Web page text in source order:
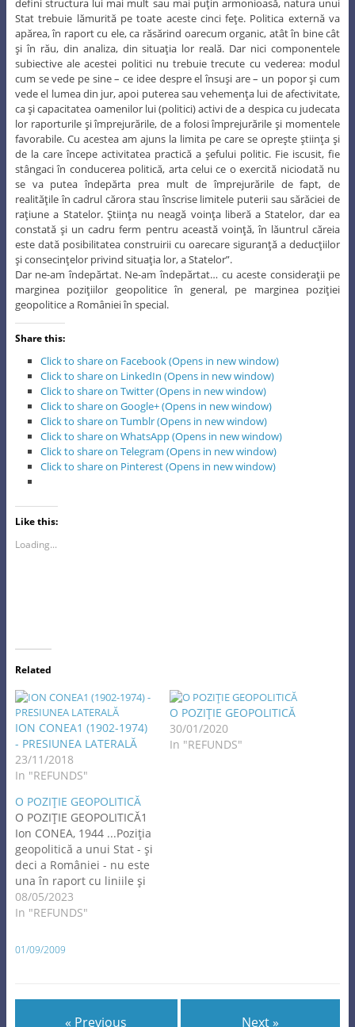
Stat trebuie lămurită pe toate aceste cinci feţe. Politica externă va
apărea, în raport cu ele, ca răsărind oarecum organic, atât în bine cât
şi în rău, din analiza, din situaţia lor reală. Dar nici componentele
subiective ale acestei politici nu trebuie trecute cu vederea: modul
cum se vede pe sine – ce idee despre el însuşi are – un popor şi cum
vede el lumea din jur, apoi puterea sau vehemenţa lui de afectivitate,
ca şi capacitatea oamenilor lui (politici) activi de a despica cu judecata
lor raporturile şi împrejurările, de a folosi împrejurările şi momentele
favorabile. Cu acestea am ajuns la limita pe care se opreşte ştiinţa şi
de la care începe activitatea practică a şefului politic. Fie iscusit, fie
stângaci în conducerea politică, arta celui ce o exercită niciodată nu
se va putea îndepărta prea mult de împrejurările de fapt, de
realităţile în cadrul cărora stau înscrise limitele puterii sau sărăciei de
raţiune a Statelor. Ştiinţa nu neagă voinţa liberă a Statelor, dar ea
constată şi un cadru ferm pentru această voinţă, în lăuntrul căreia
este dată posibilitatea construirii cu oarecare siguranţă a deducţiilor
şi consecinţelor privind situaţia lor, a Statelor”.
Dar ne-am îndepărtat. Ne-am îndepărtat… cu aceste consideraţii pe
marginea poziţiilor geopolitice în general, pe marginea poziţiei
geopolitice a României în special.
Share this:
Click to share on Facebook (Opens in new window)
Click to share on LinkedIn (Opens in new window)
Click to share on Twitter (Opens in new window)
Click to share on Google+ (Opens in new window)
Click to share on Tumblr (Opens in new window)
Click to share on WhatsApp (Opens in new window)
Click to share on Telegram (Opens in new window)
Click to share on Pinterest (Opens in new window)
Like this:
Loading...
Related
ION CONEA1 (1902-1974)
- PRESIUNEA LATERALĂ
23/11/2018
In "REFUNDS"
O POZIŢIE GEOPOLITICĂ
30/01/2020
In "REFUNDS"
O POZIŢIE GEOPOLITICĂ
O POZIŢIE GEOPOLITICĂ1
Ion CONEA, 1944 ...Poziţia
geopolitică a unui Stat - şi
deci a României - nu este
una în raport cu liniile şi
formele fizice ale feţii
pământului (aceea, am
geografică!). O poziţie
08/05/2023
In "REFUNDS"
01/09/2009
« Previous Next »